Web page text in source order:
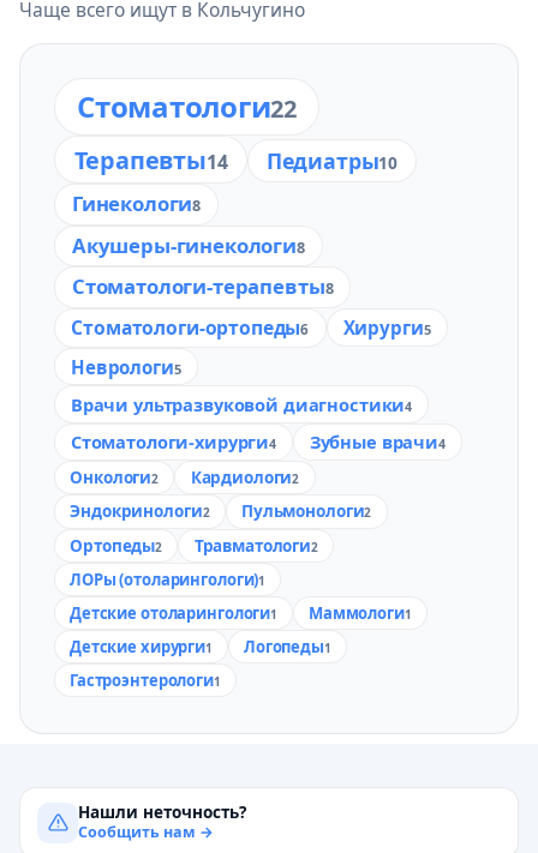
Чаще всего ищут в Кольчугино
Стоматологи22
Терапевты14 Педиатры10
Гинекологи8
Акушеры-гинекологи8
Стоматологи-терапевты8
Стоматологи-ортопеды6 Хирурги5
Неврологи5
Врачи ультразвуковой диагностики4
Стоматологи-хирурги4 Зубные врачи4
Онкологи2 Кардиологи2
Эндокринологи2 Пульмонологи2
Ортопеды2 Травматологи2
ЛОРы (отоларингологи)1
Детские отоларингологи1 Маммологи1
Детские хирурги1 Логопеды1
Гастроэнтерологи1
Нашли неточность?
Сообщить нам →